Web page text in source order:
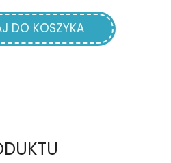
DO KOSZYKA